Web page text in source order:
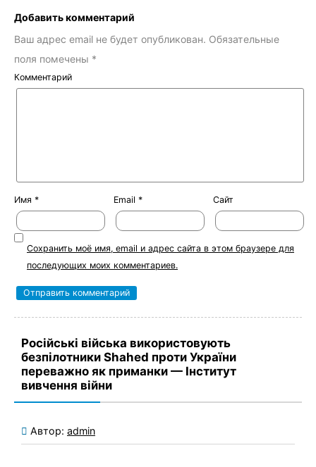
Добавить комментарий
Ваш адрес email не будет опубликован. Обязательные
поля помечены *
Комментарий
Имя * Email * Сайт
Сохранить моё имя, email и адрес сайта в этом браузере для
последующих моих комментариев.
Російські війська використовують
безпілотники Shahed проти України
переважно як приманки — Інститут
вивчення війни
Автор: admin